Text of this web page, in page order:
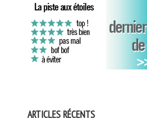
ARTICLES RÉCENTS